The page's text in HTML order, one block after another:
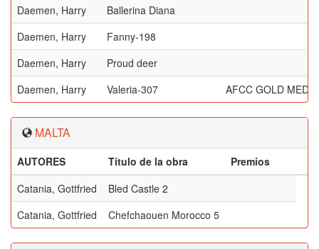
Daemen, Harry
Ballerina Diana
Daemen, Harry
Fanny-198
Daemen, Harry
Proud deer
Daemen, Harry
Valeria-307 AFCC GOLD
MALTA
AUTORES Título de la obra
Premios
Catania, Gottfried
Bled Castle 2
Catania, Gottfried
Chefchaouen Morocco 5